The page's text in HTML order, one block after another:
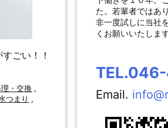
ごい！！
・交換 ,
つまり ,
た。若輩者ではあ
非一度試しに当社
くお願いいたします
Email.